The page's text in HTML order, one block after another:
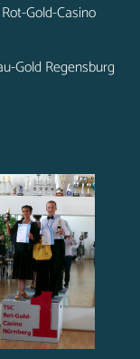
Gold-Casino
Gold Regensburg